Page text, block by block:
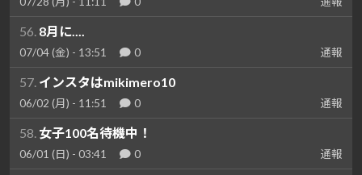
56. 8月に....
07/04 (金) - 13:51 0 通報
57. インスタはmikimero10
06/02 (月) - 11:51 0 通報
58. 女子100名待機中！
06/01 (日) - 03:41 0 通報